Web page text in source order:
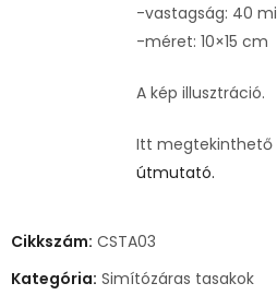
-vastagság: 40
-méret: 10×15 cm
A kép illusztráció.
Itt megtekinthető
útmutató.
Cikkszám: CSTA03
Kategória: Simítózáras tasakok